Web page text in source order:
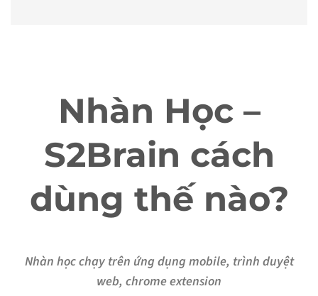
Nhàn Học –
S2Brain cách
dùng thế nào?
Nhàn học chạy trên ứng dụng mobile, trình duyệt
web, chrome extension